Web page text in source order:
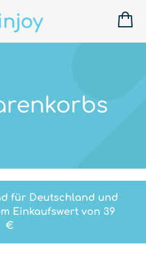
für Deutschland und
Einkaufswert von 39
€